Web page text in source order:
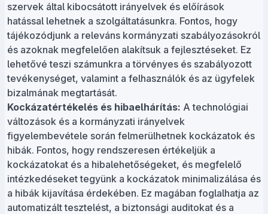
szervek által kibocsátott irányelvek és előírások
hatással lehetnek a szolgáltatásunkra. Fontos, hogy
tájékozódjunk a releváns kormányzati szabályozásokról
és azoknak megfelelően alakítsuk a fejlesztéseket. Ez
lehetővé teszi számunkra a törvényes és szabályozott
tevékenységet, valamint a felhasználók és az ügyfelek
bizalmának megtartását.
Kockázatértékelés és hibaelhárítás: A technológiai
változások és a kormányzati irányelvek
figyelembevétele során felmerülhetnek kockázatok és
hibák. Fontos, hogy rendszeresen értékeljük a
kockázatokat és a hibalehetőségeket, és megfelelő
intézkedéseket tegyünk a kockázatok minimalizálása és
a hibák kijavítása érdekében. Ez magában foglalhatja az
automatizált tesztelést, a biztonsági auditokat és a